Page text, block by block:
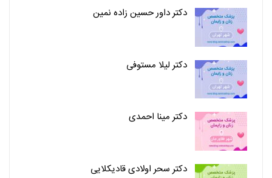
دکتر داور حسین زاده نمین
دکتر لیلا مستوفی
دکتر مینا احمدی
دکتر سحر اولادی قادیکلایی